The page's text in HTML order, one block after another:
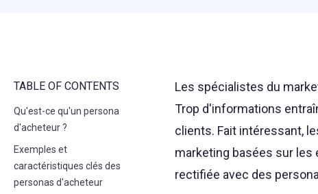
TABLE OF CONTENTS
Qu'est-ce qu'un persona
d'acheteur ?
Exemples et
caractéristiques clés des
personas d'acheteur
Les spécialistes du
Trop d'informations
clients. Fait intéressant,
marketing basées sur les
rectifiée avec des